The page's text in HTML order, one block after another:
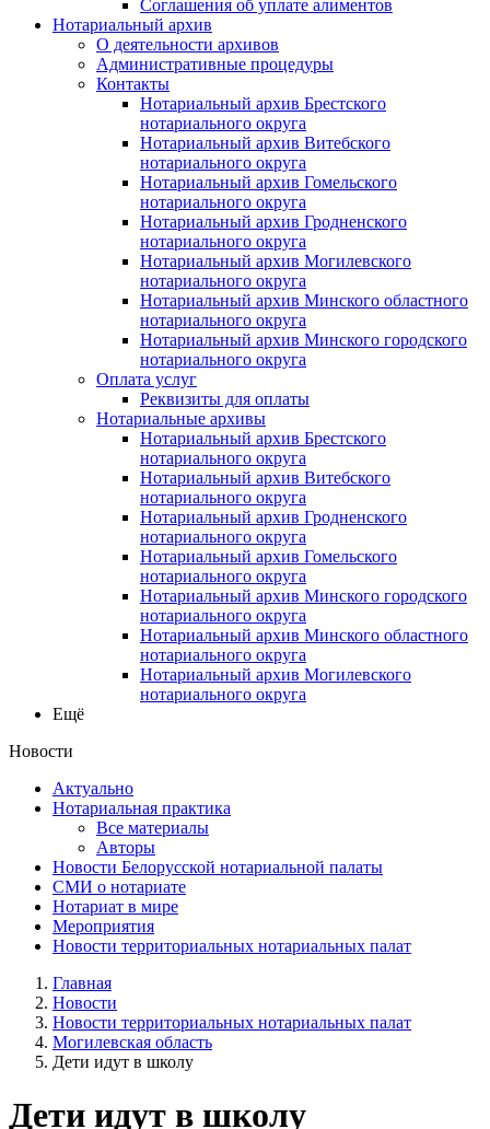
Соглашения об уплате алиментов
Нотариальный архив
О деятельности архивов
Административные процедуры
Контакты
Нотариальный архив Брестского
нотариального округа
Нотариальный архив Витебского
нотариального округа
Нотариальный архив Гомельского
нотариального округа
Нотариальный архив Гродненского
нотариального округа
Нотариальный архив Могилевского
нотариального округа
Нотариальный архив Минского областного
нотариального округа
Нотариальный архив Минского городского
нотариального округа
Оплата услуг
Реквизиты для оплаты
Нотариальные архивы
Нотариальный архив Брестского
нотариального округа
Нотариальный архив Витебского
нотариального округа
Нотариальный архив Гродненского
нотариального округа
Нотариальный архив Гомельского
нотариального округа
Нотариальный архив Минского городского
нотариального округа
Нотариальный архив Минского областного
нотариального округа
Нотариальный архив Могилевского
нотариального округа
Ещё
Новости
Актуально
Нотариальная практика
Все материалы
Авторы
Новости Белорусской нотариальной палаты
СМИ о нотариате
Нотариат в мире
Мероприятия
Новости территориальных нотариальных палат
Главная
Новости
Новости территориальных нотариальных палат
Могилевская область
Дети идут в школу
Дети идут в школу